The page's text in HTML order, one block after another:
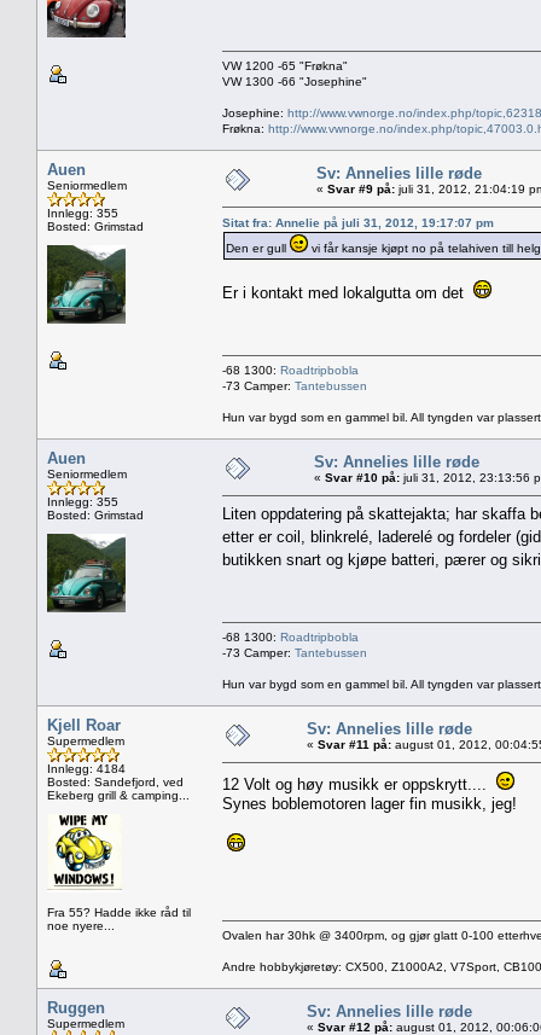
VW 1200 -65 "Frøkna"
VW 1300 -66 "Josephine"
Josephine: http://www.vwnorge.no/index.php/
Frøkna: http://www.vwnorge.no/index.php/
Auen
Seniormedlem
Innlegg: 355
Bosted: Grimstad
Sv: Annelies lille røde
« Svar #9 på: juli 31, 2012, 21:04:19
Sitat fra: Annelie på juli 31, 2012, 19:17:07 pm
Den er gull
vi får kansje kjøpt no på telahiven till
Er i kontakt med lokalgutta om det
-68 1300: Roadtripbobla
-73 Camper: Tantebussen
Hun var bygd som en gammel bil. All tyngden var
Auen
Seniormedlem
Innlegg: 355
Bosted: Grimstad
Sv: Annelies lille røde
« Svar #10 på: juli 31, 2012, 23:13:56
Liten oppdatering på skattejakta; har skaffa
etter er coil, blinkrelé, laderelé og fordeler
butikken snart og kjøpe batteri, pærer og
-68 1300: Roadtripbobla
-73 Camper: Tantebussen
Hun var bygd som en gammel bil. All tyngden var
Kjell Roar
Supermedlem
Innlegg: 4184
Bosted: Sandefjord, ved
Ekeberg grill & camping...
Fra 55? Hadde ikke råd til
noe nyere...
Sv: Annelies lille røde
« Svar #11 på: august 01, 2012,
12 Volt og høy musikk er oppskrytt....
Synes boblemotoren lager fin musikk, jeg!
Ovalen har 30hk @ 3400rpm, og gjør glatt 0-100
Andre hobbykjøretøy: CX500, Z1000A2, V7Sport, CB100
Ruggen
Supermedlem
Sv: Annelies lille røde
« Svar #12 på: august 01, 2012,